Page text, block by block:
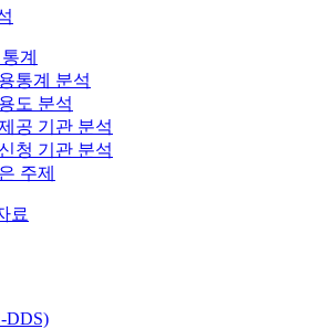
계
통계 분석
도 분석
공 기관 분석
청 기관 분석
주제
료
DDS)